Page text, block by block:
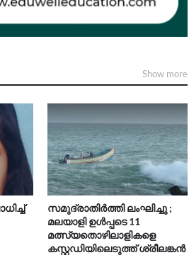
Show more
സമുദ്രാതിർത്തി ലംഘിച്ചു ;
മലയാളി ഉൾപ്പടെ 11
മത്സ്യതൊഴിലാളികളെ
കസ്റ്റഡിയിലെടുത്ത് ശ്രീലങ്കൻ